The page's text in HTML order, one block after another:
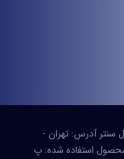
سنتر آدرس: تهران -